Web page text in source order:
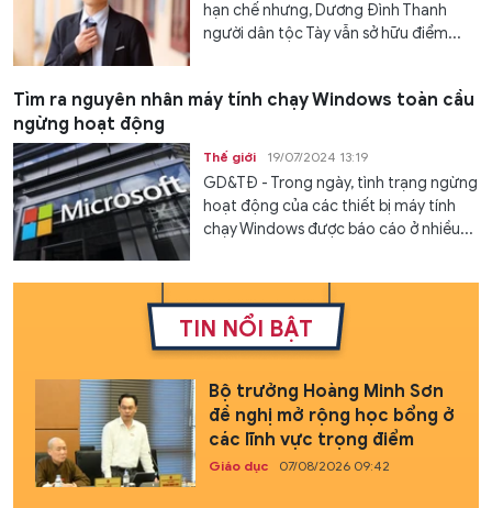
hạn chế nhưng, Dương Đình Thanh
người dân tộc Tày vẫn sở hữu điểm...
Tìm ra nguyên nhân máy tính chạy Windows toàn cầu
ngừng hoạt động
Thế giới 19/07/2024 13:19
GD&TĐ - Trong ngày, tình trạng ngừng
hoạt động của các thiết bị máy tính
chạy Windows được báo cáo ở nhiều...
TIN NỔI BẬT
Bộ trưởng Hoàng Minh Sơn
đề nghị mở rộng học bổng ở
các lĩnh vực trọng điểm
Giáo dục 07/08/2026 09:42